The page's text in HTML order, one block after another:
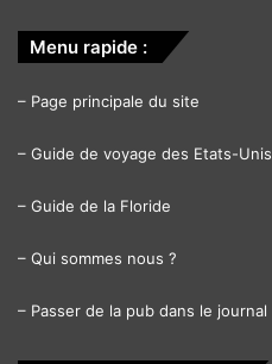
Menu rapide :
– Page principale du site
– Guide de voyage des Etats-Unis
– Guide de la Floride
– Qui sommes nous ?
– Passer de la pub dans le journal